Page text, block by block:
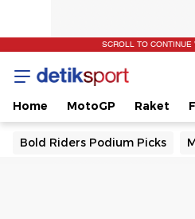
SCROLL TO CONTINUE
Home MotoGP Raket
Bold Riders Podium Picks